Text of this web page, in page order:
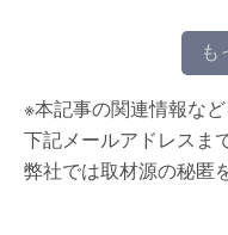
も
※本記事の関連情報な
下記メールアドレスま
弊社では取材源の秘匿